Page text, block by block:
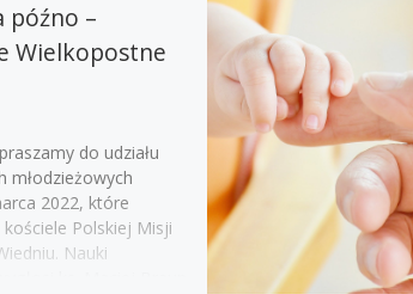
późno –
Wielkopostne
do udziału
młodzieżowych
2022, które
Polskiej Misji
Nauki